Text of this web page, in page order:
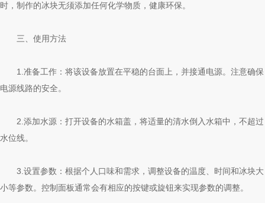
时，制作的冰块无须添加任何化学物质，健康环保。
三、使用方法
1.准备工作：将该设备放置在平稳的台面上，并接通电源。注意确保
电源线路的安全。
2.添加水源：打开设备的水箱盖，将适量的清水倒入水箱中，不超过
水位线。
3.设置参数：根据个人口味和需求，调整设备的温度、时间和冰块大
小等参数。控制面板通常会有相应的按键或旋钮来实现参数的调整。